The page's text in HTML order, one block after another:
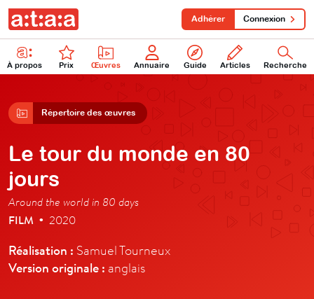
À propos Prix Œuvres Annuaire Guide Articles Recherche
Adhérer Connexion
Répertoire des œuvres
Le tour du monde en 80
jours
Around the world in 80 days
FILM • 2020
Réalisation : Samuel Tourneux
Version originale : anglais